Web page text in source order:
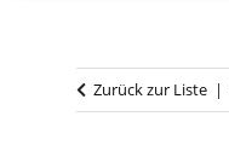
Zurück zur Liste